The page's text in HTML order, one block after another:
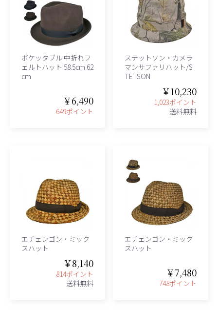
ポケッタブル 中折れフ
ェルトハット 58.5cm 62
cm
￥6,490
649ポイント
ステットソン・カメラ
マンサファリハット/S
TETSON
￥10,230
1,023ポイント
送料無料
エチェンゴン・ミック
スハット
￥8,140
814ポイント
送料無料
エチェンゴン・ミック
スハット
￥7,480
748ポイント